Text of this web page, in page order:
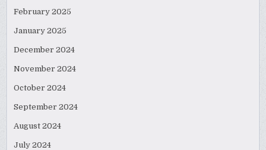
February 2025
January 2025
December 2024
November 2024
October 2024
September 2024
August 2024
July 2024